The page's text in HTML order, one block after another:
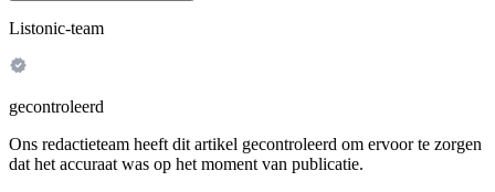
Listonic-team
gecontroleerd
Ons redactieteam heeft dit artikel gecontroleerd om ervoor te zorgen
dat het accuraat was op het moment van publicatie.